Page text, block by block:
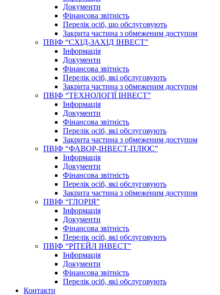
Документи
Фінансова звітність
Перелік осіб, що обслуговують
Закрита частина з обмеженим доступом
ПВІФ “СХІД-ЗАХІД ІНВЕСТ”
Інформація
Документи
Фінансова звітність
Перелік осіб, які обслуговують
Закрита частина з обмеженим доступом
ПВІФ “ТЕХНОЛОГІЇ ІНВЕСТ”
Інформація
Документи
Фінансова звітність
Перелік осіб, які обслуговують
Закрита частина з обмеженим доступом
ПВІФ “ФАВОР-ІНВЕСТ-ПЛЮС”
Інформація
Документи
Фінансова звітність
Перелік осіб, які обслуговують
Закрита частина з обмеженим доступом
ПВІФ “ГЛОРІЯ”
Інформація
Документи
Фінансова звітність
Перелік осіб, які обслуговують
ПВІФ “РІТЕЙЛ ІНВЕСТ”
Інформація
Документи
Фінансова звітність
Перелік осіб, які обслуговують
Контакти